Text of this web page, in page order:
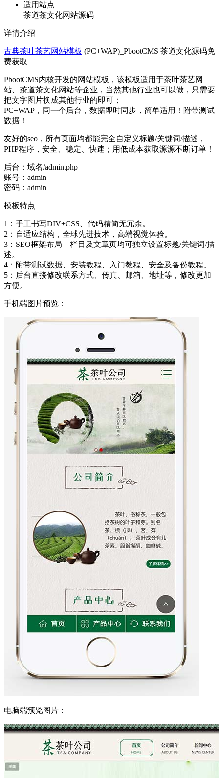
适用站点
茶道茶文化网站源码
详情介绍
古典茶叶茶艺网站模板 (PC+WAP)_PbootCMS 茶道文化源码免
费获取
PbootCMS内核开发的网站模板，该模板适用于茶叶茶艺网
站、茶道茶文化网站等企业，当然其他行业也可以做，只需要
把文字图片换成其他行业的即可；
PC+WAP，同一个后台，数据即时同步，简单适用！附带测试
数据！
友好的seo，所有页面均都能完全自定义标题/关键词/描述，
PHP程序，安全、稳定、快速；用低成本获取源源不断订单！
后台：域名/admin.php
账号：admin
密码：admin
模板特点
1：手工书写DIV+CSS、代码精简无冗余。
2：自适应结构，全球先进技术，高端视觉体验。
3：SEO框架布局，栏目及文章页均可独立设置标题/关键词/描
述。
4：附带测试数据、安装教程、入门教程、安全及备份教程。
5：后台直接修改联系方式、传真、邮箱、地址等，修改更加
方便。
手机端图片预览：
电脑端预览图片：